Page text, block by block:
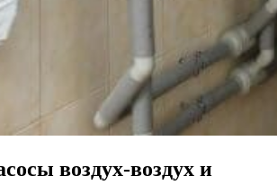
воздух-воздух и